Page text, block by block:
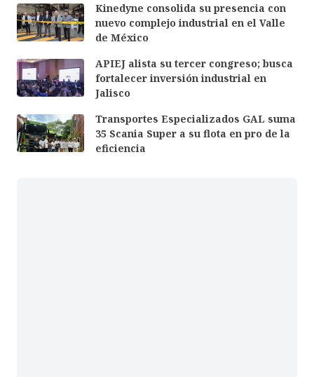
Kinedyne consolida su presencia con
nuevo complejo industrial en el Valle
de México
APIEJ alista su tercer congreso; busca
fortalecer inversión industrial en
Jalisco
Transportes Especializados GAL suma
35 Scania Super a su flota en pro de la
eficiencia